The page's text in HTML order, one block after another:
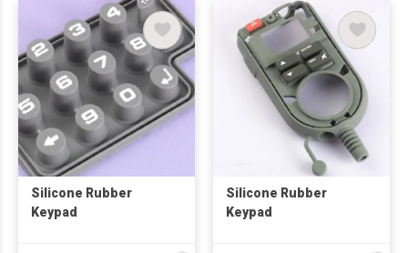
Silicone Rubber
Keypad
Silicone Rubber
Keypad